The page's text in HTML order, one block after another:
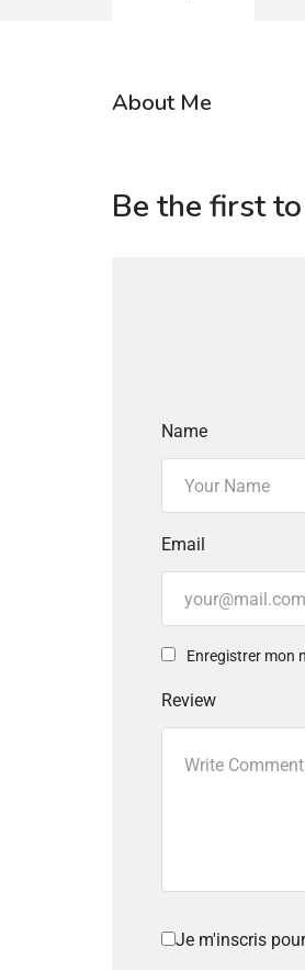
About Me
Be the first
Name
Email
Enregistrer mon
Review
Je m'inscris